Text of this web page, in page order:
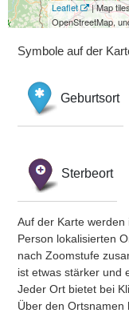
Leaflet
| Map
OpenStreetMap,
Symbole auf der
Geburtsort
Sterbeort
Auf der Karte
Person lokalisierten
nach Zoomstufe
ist etwas stärker und
Jeder Ort bietet bei
Über den Ortsnamen